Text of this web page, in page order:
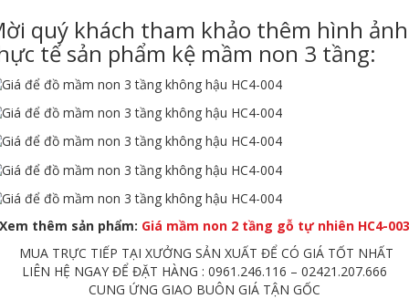
quý khách tham khảo thêm hình ảnh
tế sản phẩm kệ mầm non 3 tầng:
Xem thêm sản phẩm: Giá mầm non 2 tầng gỗ tự nhiên HC4-003
MUA TRỰC TIẾP TẠI XƯỞNG SẢN XUẤT ĐỂ CÓ GIÁ TỐT NHẤT
LIÊN HỆ NGAY ĐỂ ĐẶT HÀNG : 0961.246.116 – 02421.207.666
CUNG ỨNG GIAO BUÔN GIÁ TẬN GỐC